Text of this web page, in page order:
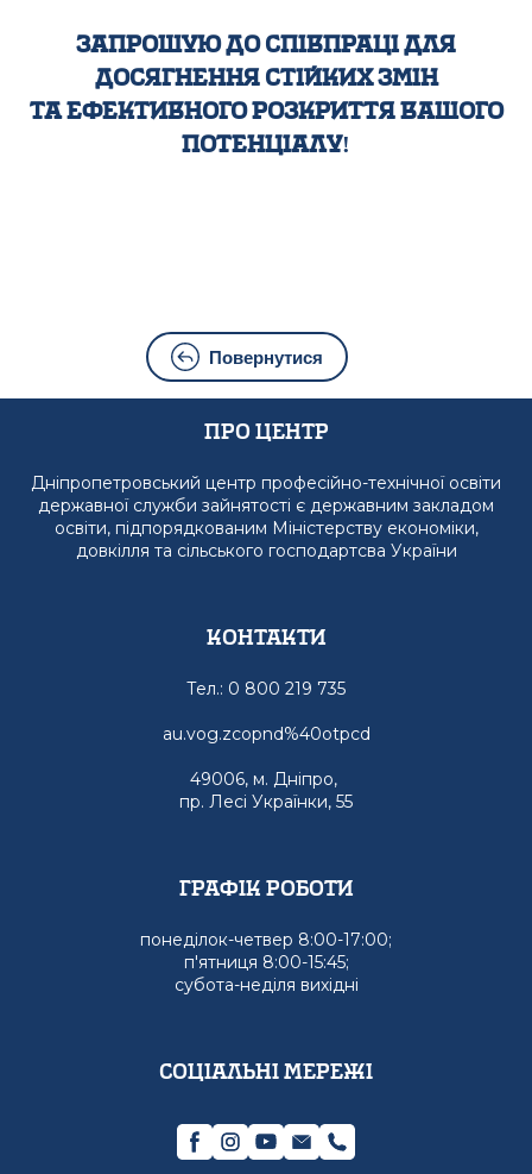
запрошую до співпраці для
досягнення стійких змін
та ефективного розкриття вашого
потенціалу!
Повернутися
Про Центр
Дніпропетровський центр професійно-технічної освіти
державної служби зайнятості є державним закладом
освіти, підпорядкованим Міністерству економіки,
довкілля та сільського господартсва України
Контакти
Тел.: 0 800 219 735
au.vog.zcopnd%40otpcd
49006, м. Дніпро,
пр. Лесі Українки, 55
графік роботи
понеділок-четвер 8:00-17:00;
п'ятниця 8:00-15:45;
субота-неділя вихідні
Соціальні мережі